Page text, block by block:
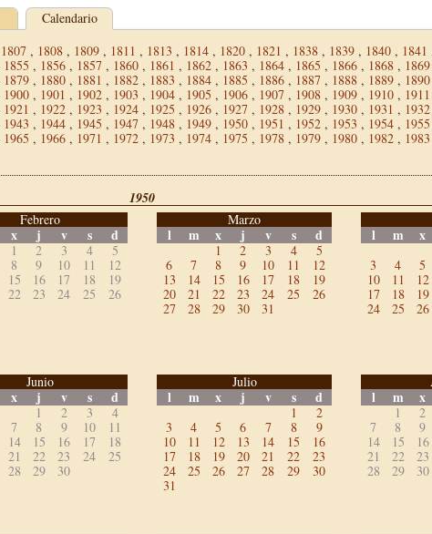
Calendario
1807 , 1808 , 1809 , 1811 , 1813 , 1814 , 1820 , 1821 , 1838 , 1839 , 1840 , 1841
1855 , 1856 , 1857 , 1860 , 1861 , 1862 , 1863 , 1864 , 1865 , 1866 , 1868 , 1869
1879 , 1880 , 1881 , 1882 , 1883 , 1884 , 1885 , 1886 , 1887 , 1888 , 1889 , 1890
1900 , 1901 , 1902 , 1903 , 1904 , 1905 , 1906 , 1907 , 1908 , 1909 , 1910 , 1911
1921 , 1922 , 1923 , 1924 , 1925 , 1926 , 1927 , 1928 , 1929 , 1930 , 1931 , 1932
1943 , 1944 , 1945 , 1947 , 1948 , 1949 , 1950 , 1951 , 1952 , 1953 , 1954 , 1955
1965 , 1966 , 1971 , 1972 , 1973 , 1974 , 1975 , 1978 , 1979 , 1980 , 1982 , 1983
1950
Febrero
x j v s d
1 2 3 4
5
8 9 10 11
12
15 16 17 18
19
22 23 24 25
26
Marzo
l m x j v s d
1 2 3 4
5
6
7 8 9 10 11
12
13
14 15 16 17 18
19
20
21 22 23 24 25
26
27
28 29 30 31
l m x
3
4 5
10
11 12
17
18 19
24
25 26
Junio
x j v s d
1 2 3
4
7 8 9 10
11
14 15 16 17
18
21 22 23 24
25
28 29 30
Julio
l m x j v s d
1
2
3
4 5 6 7 8
9
10
11 12 13 14 15
16
17
18 19 20 21 22
23
24
25 26 27 28 29
30
31
l m x
1 2
7
8 9
14
15 16
21
22 23
28
29 30